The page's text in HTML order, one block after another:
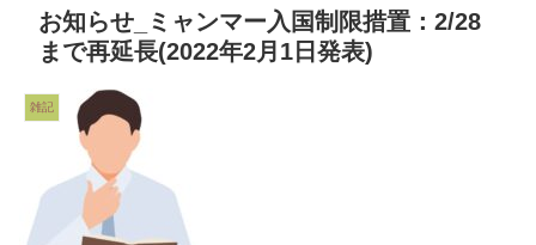
お知らせ_ミャンマー入国制限措置：2/28
まで再延長(2022年2月1日発表)
雑記